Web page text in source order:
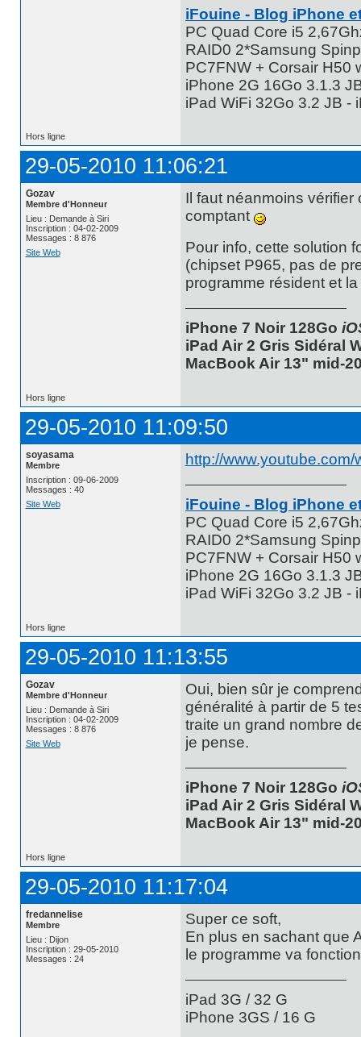
iFouine - Blog iPhone
PC Quad Core i5
RAID0 2*Samsung
PC7FNW + Corsair H50
iPhone 2G 16Go 3.1.3
iPad WiFi 32Go 3.2 JB -
Hors ligne
29-05-2010 11:06:21
Gozav
Membre d'Honneur
Lieu : Demande à Siri
Inscription : 04-02-2009
Messages : 8 876
Site Web
Il faut néanmoins
comptant
Pour info, cette solution
(chipset P965, pas de
programme résident et
iPhone 7 Noir 128Go
iPad Air 2 Gris Sidéral
MacBook Air 13" mid-
Hors ligne
29-05-2010 11:09:50
soyasama
Membre
Inscription : 09-06-2009
Messages : 40
Site Web
http://
iFouine - Blog iPhone
PC Quad Core i5
RAID0 2*Samsung
PC7FNW + Corsair H50
iPhone 2G 16Go 3.1.3
iPad WiFi 32Go 3.2 JB -
Hors ligne
29-05-2010 11:13:55
Gozav
Membre d'Honneur
Lieu : Demande à Siri
Inscription : 04-02-2009
Messages : 8 876
Site Web
Oui, bien sûr je
généralité à partir de 5
traite un grand nombre
je pense.
iPhone 7 Noir 128Go
iPad Air 2 Gris Sidéral
MacBook Air 13" mid-
Hors ligne
29-05-2010 11:17:04
fredannelise
Membre
Lieu : Dijon
Inscription : 29-05-2010
Messages : 24
Super ce soft,
En plus en sachant que
le programme va
iPad 3G / 32 G
iPhone 3GS / 16 G